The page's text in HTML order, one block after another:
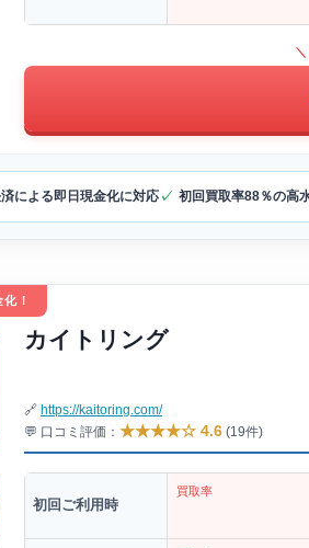
による即日現金化に対応 初回買取率88％の高
！
カイトリング
🔗 https://kaitoring.com/
💬 口コミ評価： ★★★★☆ 4.6 (19件)
初回ご利用時
買取率